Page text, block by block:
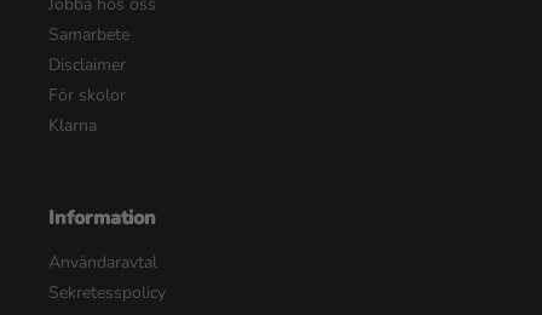
Jobba hos oss
Samarbete
Disclaimer
För skolor
Klarna
Information
Användaravtal
Sekretesspolicy